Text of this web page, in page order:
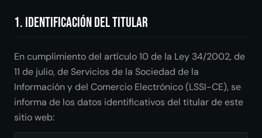
1. Identificación del titular
En cumplimiento del artículo 10 de la Ley 34/2002, de
11 de julio, de Servicios de la Sociedad de la
Información y del Comercio Electrónico (LSSI-CE), se
informa de los datos identificativos del titular de este
sitio web: